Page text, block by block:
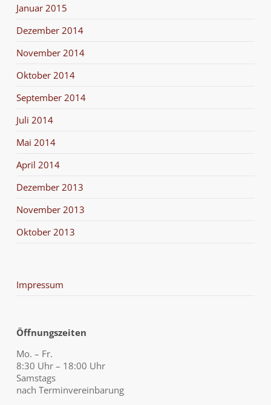
Januar 2015
Dezember 2014
November 2014
Oktober 2014
September 2014
Juli 2014
Mai 2014
April 2014
Dezember 2013
November 2013
Oktober 2013
Impressum
Öffnungszeiten
Mo. – Fr.
8:30 Uhr – 18:00 Uhr
Samstags
nach Terminvereinbarung